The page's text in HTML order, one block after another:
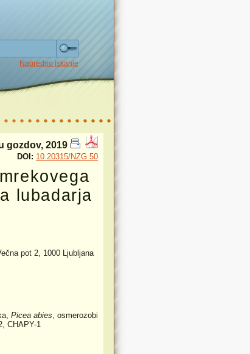
Napredno iskanje
gozdov, 2019
DOI: 10.20315/NZG.50
lubadarja
pot 2, 1000 Ljubljana
Picea abies, osmerozobi
CHAPY-1